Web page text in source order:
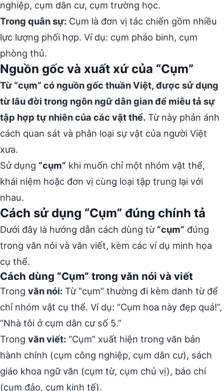
nghiệp, cụm dân cư, cụm trường học.
Trong quân sự: Cụm là đơn vị tác chiến gồm nhiều
lực lượng phối hợp. Ví dụ: cụm pháo binh, cụm
phòng thủ.
Nguồn gốc và xuất xứ của “Cụm”
Từ “cụm” có nguồn gốc thuần Việt, được sử dụng
từ lâu đời trong ngôn ngữ dân gian để miêu tả sự
tập hợp tự nhiên của các vật thể. Từ này phản ánh
cách quan sát và phân loại sự vật của người Việt
xưa.
Sử dụng “cụm” khi muốn chỉ một nhóm vật thể,
khái niệm hoặc đơn vị cùng loại tập trung lại với
nhau.
Cách sử dụng “Cụm” đúng chính tả
Dưới đây là hướng dẫn cách dùng từ “cụm” đúng
trong văn nói và văn viết, kèm các ví dụ minh họa
cụ thể.
Cách dùng “Cụm” trong văn nói và viết
Trong văn nói: Từ “cụm” thường đi kèm danh từ để
chỉ nhóm vật cụ thể. Ví dụ: “Cụm hoa này đẹp quá!”,
“Nhà tôi ở cụm dân cư số 5.”
Trong văn viết: “Cụm” xuất hiện trong văn bản
hành chính (cụm công nghiệp, cụm dân cư), sách
giáo khoa ngữ văn (cụm từ, cụm chủ vị), báo chí
(cụm đảo, cụm kinh tế).